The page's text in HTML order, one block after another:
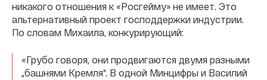
никакого отношения к «Росгейму» не имеет. Это
альтернативный проект господдержки индустрии.
По словам Михаила, конкурирующий:
«Грубо говоря, они продвигаются двумя разными
„башнями Кремля“. В одной Минцифры и Василий